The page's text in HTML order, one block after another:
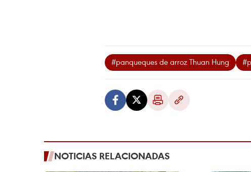
#panqueques de arroz Thuan Hung
NOTICIAS RELACIONADAS